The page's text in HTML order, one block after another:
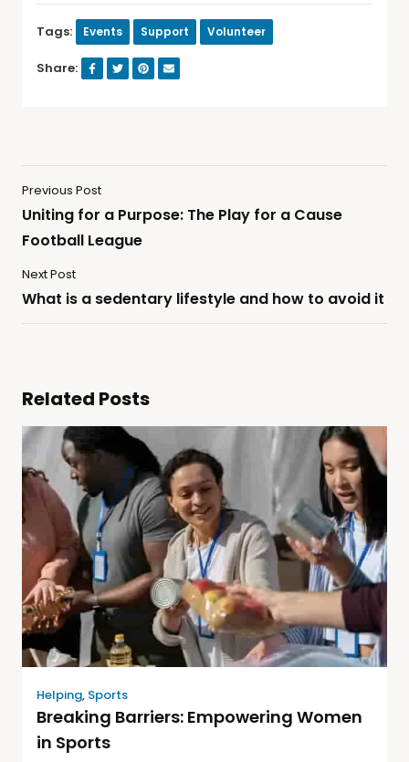
Tags: Events Support Volunteer
Share:
Previous Post
Uniting for a Purpose: The Play for a Cause
Football League
Next Post
What is a sedentary lifestyle and how to avoid it
Related Posts
Helping, Sports
Breaking Barriers: Empowering Women
in Sports